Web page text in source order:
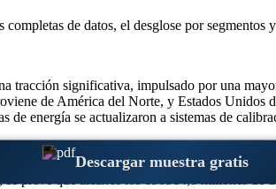
Descargar muestra gratis
completas de datos, el desglose por segmentos
tracción significativa, impulsado por una
de América del Norte, y Estados
energía se actualizaron a sistemas de
prevé que alcance los 138514,8 millones de